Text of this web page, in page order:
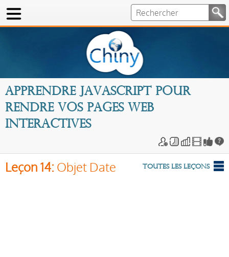
Apprendre Javascript pour
rendre vos pages Web
interactives
Leçon 14: Objet Date Toutes les leçons